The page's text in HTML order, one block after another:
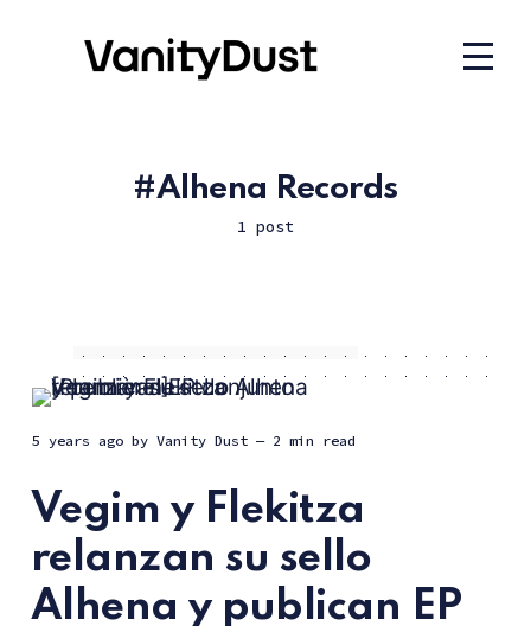
Alhena Records
1 post
5 years agoby Vanity Dust — 2 min read
Vegim y Flekitza
relanzan su sello
Alhena y publican EP